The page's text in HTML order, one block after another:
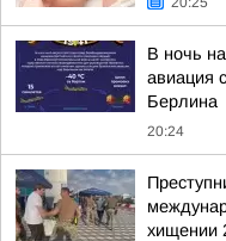
В ночь на
авиация
Берлина
20:24
хищении